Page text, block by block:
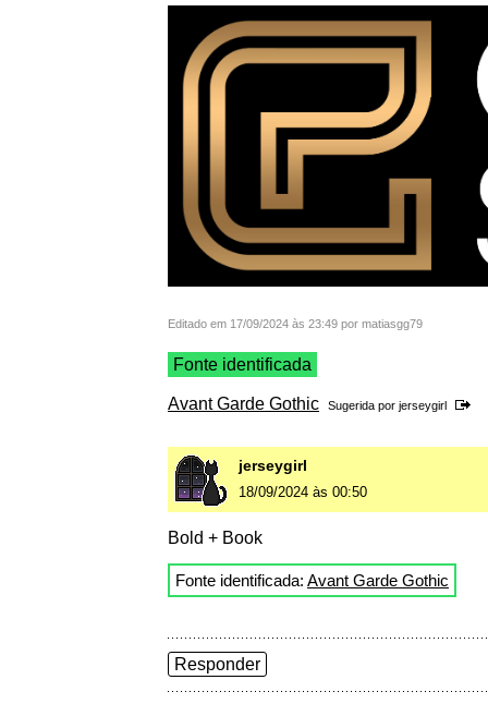
Editado em 17/09/2024 às 23:49 por matiasgg79
Fonte identificada
Avant Garde Gothic Sugerida por jerseygirl
jerseygirl
18/09/2024 às 00:50
Bold + Book
Fonte identificada: Avant Garde Gothic
Responder